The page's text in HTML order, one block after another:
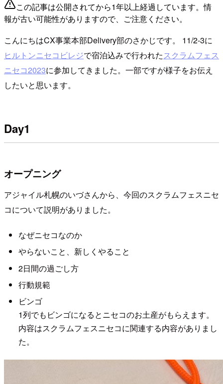
この記事は公開されてから1年以上経過しています。情
報が古い可能性がありますので、ご注意ください。
こんにちはCX事業本部Delivery部のさかじです。 11/2-3に
ヒルトンニセコビレジで宿泊込みで行われたスクラムフェス
ニセコ2023に参加してきました。一部ですが様子をお伝え
したいと思います。
Day1
オープニング
アジャイル札幌のいづさんから、今回のスクラムフェスニセ
コについて説明がありました。
なぜニセコなのか
やらないこと、新しくやること
2日間の過ごし方
行動規範
ビンゴ
1列でもビンゴになるとニセコのお土産がもらえます。
内容はスクラムフェスニセコに関連する内容がありまし
た。